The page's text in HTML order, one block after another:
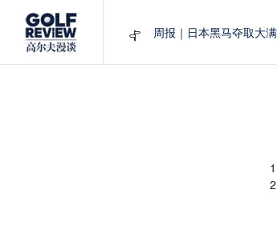
周报｜日本黑马夺取大
查莉·赫尔：不断制造“